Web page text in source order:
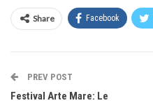
Share Facebook
PREV POST
Festival Arte Mare: Le